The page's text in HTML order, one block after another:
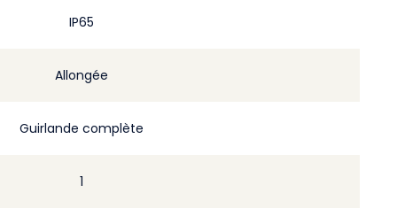
IP65
Allongée
Guirlande complète
1